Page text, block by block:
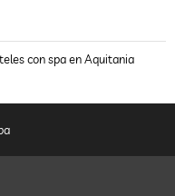
con spa en Aquitania